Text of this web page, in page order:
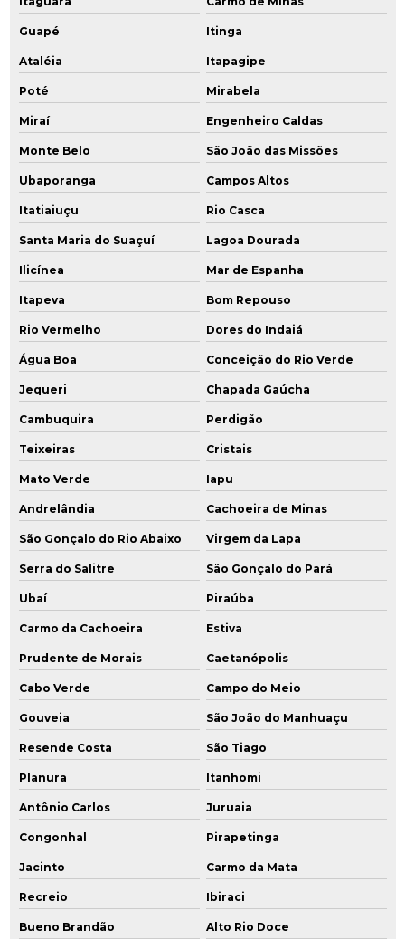
Guapé Itinga
Ataléia Itapagipe
Poté Mirabela
Miraí Engenheiro Caldas
Monte Belo São João das Missões
Ubaporanga Campos Altos
Itatiaiuçu Rio Casca
Santa Maria do Suaçuí Lagoa Dourada
Ilicínea Mar de Espanha
Itapeva Bom Repouso
Rio Vermelho Dores do Indaiá
Água Boa Conceição do Rio Verde
Jequeri Chapada Gaúcha
Cambuquira Perdigão
Teixeiras Cristais
Mato Verde Iapu
Andrelândia Cachoeira de Minas
São Gonçalo do Rio Abaixo Virgem da Lapa
Serra do Salitre São Gonçalo do Pará
Ubaí Piraúba
Carmo da Cachoeira Estiva
Prudente de Morais Caetanópolis
Cabo Verde Campo do Meio
Gouveia São João do Manhuaçu
Resende Costa São Tiago
Planura Itanhomi
Antônio Carlos Juruaia
Congonhal Pirapetinga
Jacinto Carmo da Mata
Recreio Ibiraci
Bueno Brandão Alto Rio Doce